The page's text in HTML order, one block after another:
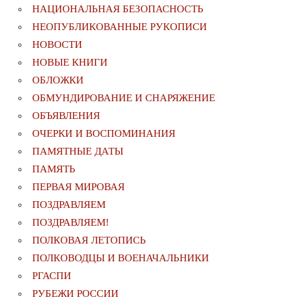
НАЦИОНАЛЬНАЯ БЕЗОПАСНОСТЬ
НЕОПУБЛИКОВАННЫЕ РУКОПИСИ
НОВОСТИ
НОВЫЕ КНИГИ
ОБЛОЖКИ
ОБМУНДИРОВАНИЕ И СНАРЯЖЕНИЕ
ОБЪЯВЛЕНИЯ
ОЧЕРКИ И ВОСПОМИНАНИЯ
ПАМЯТНЫЕ ДАТЫ
ПАМЯТЬ
ПЕРВАЯ МИРОВАЯ
ПОЗДРАВЛЯЕМ
ПОЗДРАВЛЯЕМ!
ПОЛКОВАЯ ЛЕТОПИСЬ
ПОЛКОВОДЦЫ И ВОЕНАЧАЛЬНИКИ
РГАСПИ
РУБЕЖИ РОССИИ